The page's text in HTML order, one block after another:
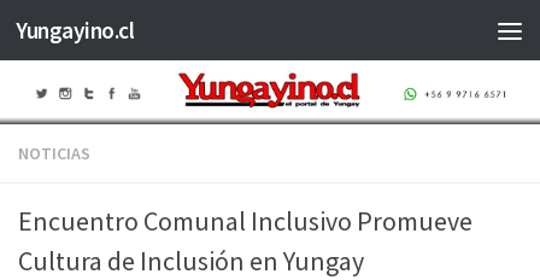
Saltar al contenido
Yungayino.cl
NOTICIAS
Encuentro Comunal Inclusivo Promueve
Cultura de Inclusión en Yungay